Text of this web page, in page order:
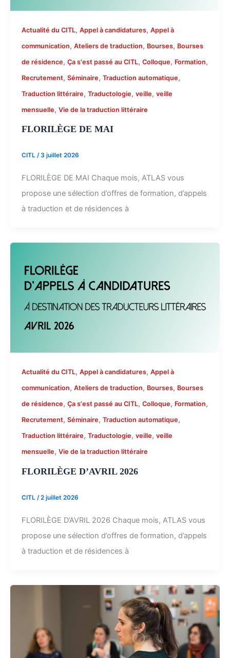
Actualité du CITL, Appel à candidatures, Appel à
communication, Ateliers de traduction, Bourses, Bourses
de résidence, Ça s'est passé au CITL, Colloque, Formation,
Recrutement, Séminaire, Traduction automatique,
Traduction littéraire, Traductologie, veille, veille
mensuelle, Vie de la traduction littéraire
FLORILÈGE DE MAI
CITL /3 juillet 2026
FLORILÈGE DE MAI Chaque mois, ATLAS vous
propose une sélection d’offres de formation, d’appels
à traduction et de résidences à
Actualité du CITL, Appel à candidatures, Appel à
communication, Ateliers de traduction, Bourses, Bourses
de résidence, Ça s'est passé au CITL, Colloque, Formation,
Recrutement, Séminaire, Traduction automatique,
Traduction littéraire, Traductologie, veille, veille
mensuelle, Vie de la traduction littéraire
FLORILÈGE D’AVRIL 2026
CITL /2 juillet 2026
FLORILÈGE D’AVRIL 2026 Chaque mois, ATLAS vous
propose une sélection d’offres de formation, d’appels
à traduction et de résidences à